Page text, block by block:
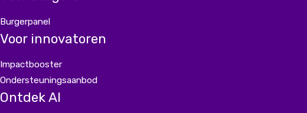
Burgerpanel
Voor innovatoren
Impactbooster
Ondersteuningsaanbod
Ontdek AI